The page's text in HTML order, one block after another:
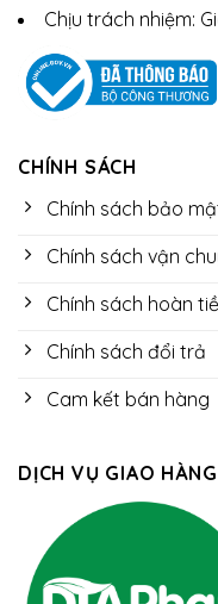
Chịu trách nhiệm:
CHÍNH SÁCH
Chính sách bảo
Chính sách vận
Chính sách hoàn
Chính sách đổi trả
Cam kết bán hàng
DỊCH VỤ GIAO HÀNG